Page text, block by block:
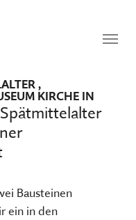
,
KIRCHE IN
Bausteinen
ein in den